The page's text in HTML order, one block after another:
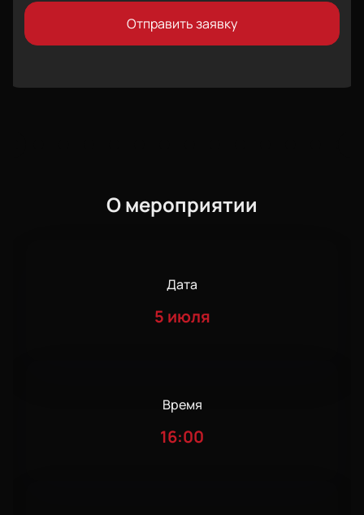
Отправить заявку
О мероприятии
Дата
5 июля
Время
16:00